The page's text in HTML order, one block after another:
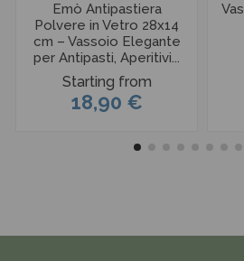
Emò Antipastiera
Polvere in Vetro 28x14
cm – Vassoio Elegante
per Antipasti, Aperitivi...
Starting from
18,90 €